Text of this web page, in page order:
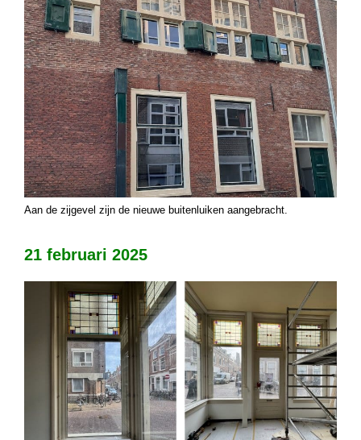
Aan de zijgevel zijn de nieuwe buitenluiken aangebracht.
21 februari 2025